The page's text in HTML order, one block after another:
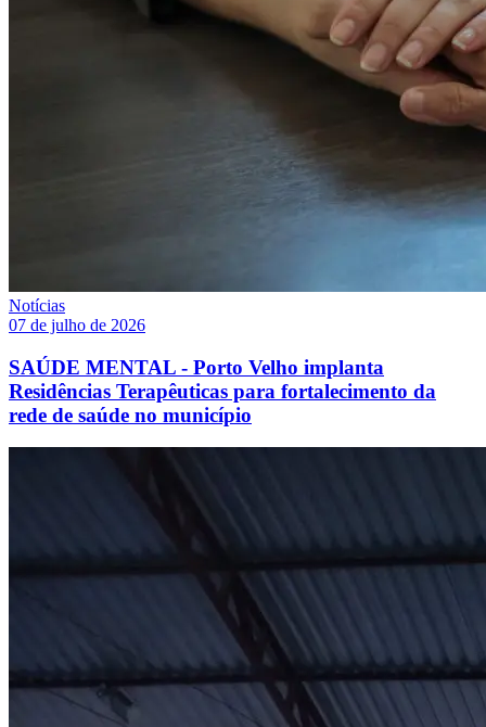
Notícias
07 de julho de 2026
SAÚDE MENTAL - Porto Velho implanta
Residências Terapêuticas para fortalecimento da
rede de saúde no município